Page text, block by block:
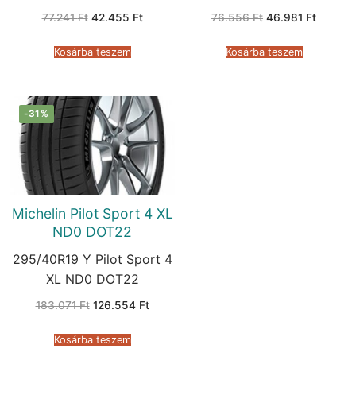
77.241Ft Original
77.241 Ft.
42.455 FtCurrent
Kosárba teszem
76.556Ft Original
76.556 Ft.
46.981 FtCurrent
Kosárba teszem
-31%
Michelin Pilot Sport 4 XL
ND0 DOT22
295/40R19 Y Pilot Sport 4
XL ND0 DOT22
183.071Ft Original
183.071 Ft.
126.554 FtCurrent
Kosárba teszem